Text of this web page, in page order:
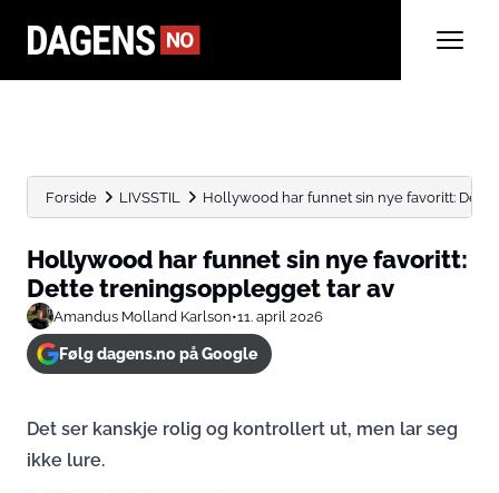
Forside LIVSSTIL Hollywood har funnet sin nye favoritt:
Hollywood har funnet sin nye favoritt:
Dette treningsopplegget tar av
Amandus Molland Karlson•11. april 2026
Følg dagens.no på Google
Det ser kanskje rolig og kontrollert ut, men lar seg
ikke lure.